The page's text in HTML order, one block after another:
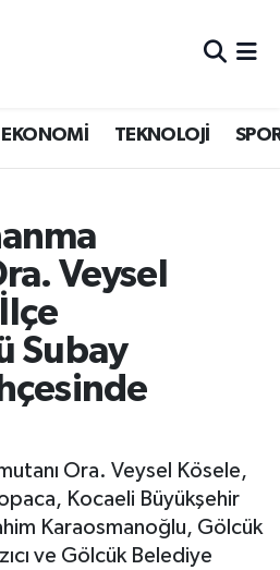
EKONOMİ TEKNOLOJİ
Veysel
Subay
Ora. Veysel Kösele,
Kocaeli Büyükşehir
Karaosmanoğlu, Gölcük
ve Gölcük Belediye
ve Fikstür